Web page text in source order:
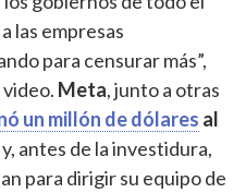
las empresas
para censurar más”,
Meta, junto a otras
un millón de dólares al
y, antes de la investidura,
para dirigir su equipo de